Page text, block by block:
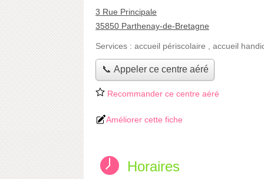
3 Rue Principale
35850 Parthenay-de-Bretagne
Services : accueil périscolaire accueil
📞 Appeler ce centre aéré
Recommander ce centre aéré
Améliorer cette fiche
Horaires